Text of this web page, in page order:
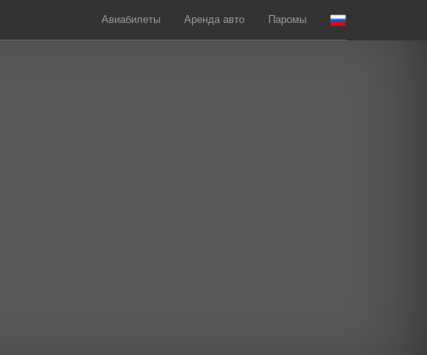
Авиабилеты Аренда авто Паромы